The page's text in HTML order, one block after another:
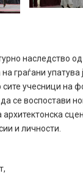
наследство
граѓани упатува
учесници на
се воспостави
и личности.